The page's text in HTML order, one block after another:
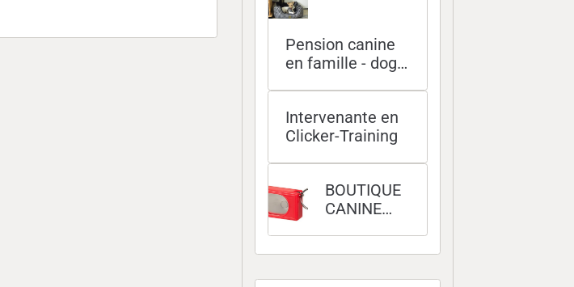
Pension canine
en famille - dog
Intervenante en
Clicker-Training
BOUTIQUE
CANINE